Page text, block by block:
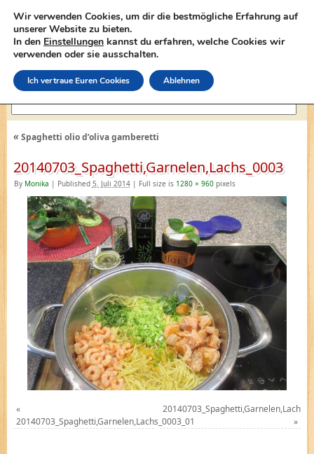
lasagne-rezepte.net
«Spaghetti olio d’oliva gamberetti
20140703_Spaghetti,Garnelen,Lachs_0003
By Monika | Published 5. Juli 2014 | Full size is 1280 × 960pixels
«
20140703_Spaghetti,Garnelen,Lachs_0003_01
»
Wir verwenden Cookies, um dir die bestmögliche Erfahrung auf
unserer Website zu bieten.
In den Einstellungen kannst du erfahren, welche Cookies wir
verwenden oder sie ausschalten.
Ich vertraue Euren Cookies Ablehnen